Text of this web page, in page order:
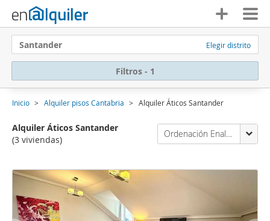
Santander Elegir distrito
Filtros - 1
Inicio Alquiler pisos Cantabria Alquiler Áticos Santander
Alquiler Áticos Santander
(3 viviendas)
Ordenación Enalquiler